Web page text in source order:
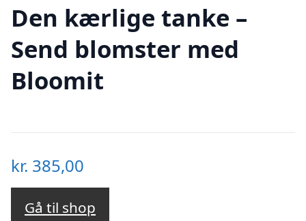
Den kærlige tanke –
Send blomster med
Bloomit
kr. 385,00
Gå til shop